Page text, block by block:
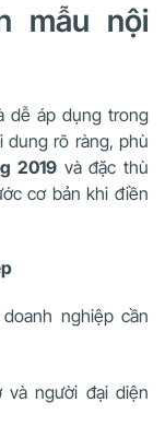
mẫu nội
dễ áp dụng trong
dung rõ ràng, phù
2019và đặc thù
cơ bản khi điền
nghiệp cần
người đại diện